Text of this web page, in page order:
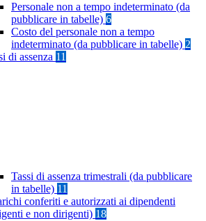
Personale non a tempo indeterminato (da
pubblicare in tabelle) 6
Costo del personale non a tempo
indeterminato (da pubblicare in tabelle) 2
di assenza 11
Tassi di assenza trimestrali (da pubblicare
in tabelle) 11
conferiti e autorizzati ai dipendenti
e non dirigenti) 18